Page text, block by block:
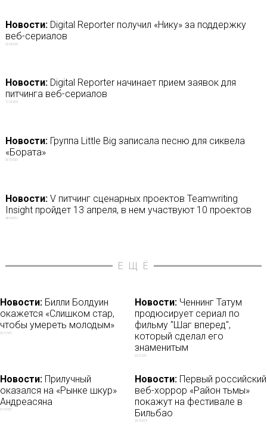
Новости:Digital Reporter получил «Нику» за поддержку
веб-сериалов
02/04/2018
Новости:Digital Reporter начинает прием заявок для
питчинга веб-сериалов
17/10/2018
Новости:Группа Little Big записала песню для сиквела
«Бората»
05/10/2020
Новости:V питчинг сценарных проектов Teamwriting
Insight пройдет 13 апреля, в нем участвуют 10 проектов
08/04/2019
ЕЩЁ
Новости: Билли Болдуин
окажется «Слишком стар,
чтобы умереть молодым»
23/11/2017
Новости: Ченнинг Татум
продюсирует сериал по
фильму "Шаг вперед",
который сделал его
знаменитым
20/12/2017
Новости: Прилучный
оказался на «Рынке шкур»
Андреасяна
27/09/2021
Новости: Первый российский
веб-хоррор «Район тьмы»
покажут на фестивале в
Бильбао
23/10/2018